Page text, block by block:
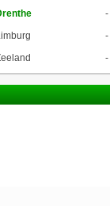
-
-
-